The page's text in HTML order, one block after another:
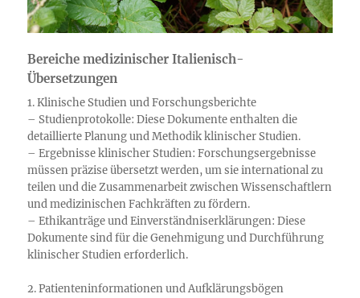
Bereiche medizinischer Italienisch-
Übersetzungen
1. Klinische Studien und Forschungsberichte
– Studienprotokolle: Diese Dokumente enthalten die
detaillierte Planung und Methodik klinischer Studien.
– Ergebnisse klinischer Studien: Forschungsergebnisse
müssen präzise übersetzt werden, um sie international zu
teilen und die Zusammenarbeit zwischen Wissenschaftlern
und medizinischen Fachkräften zu fördern.
– Ethikanträge und Einverständniserklärungen: Diese
Dokumente sind für die Genehmigung und Durchführung
klinischer Studien erforderlich.
2. Patienteninformationen und Aufklärungsbögen